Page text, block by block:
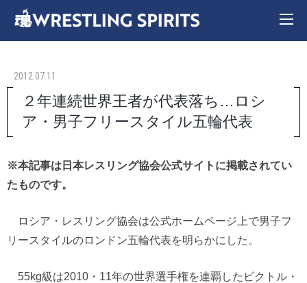
2012.07.11
２年連続世界王者が代表落ち…ロシ
ア・男子フリースタイル五輪代表
※本記事は日本レスリング協会公式サイトに掲載されてい
たものです。
ロシア・レスリング協会は公式ホームページ上で男子フ
リースタイルのロンドン五輪代表を明らかにした。
55kg級は2010・11年の世界選手権を連覇したビクトル・